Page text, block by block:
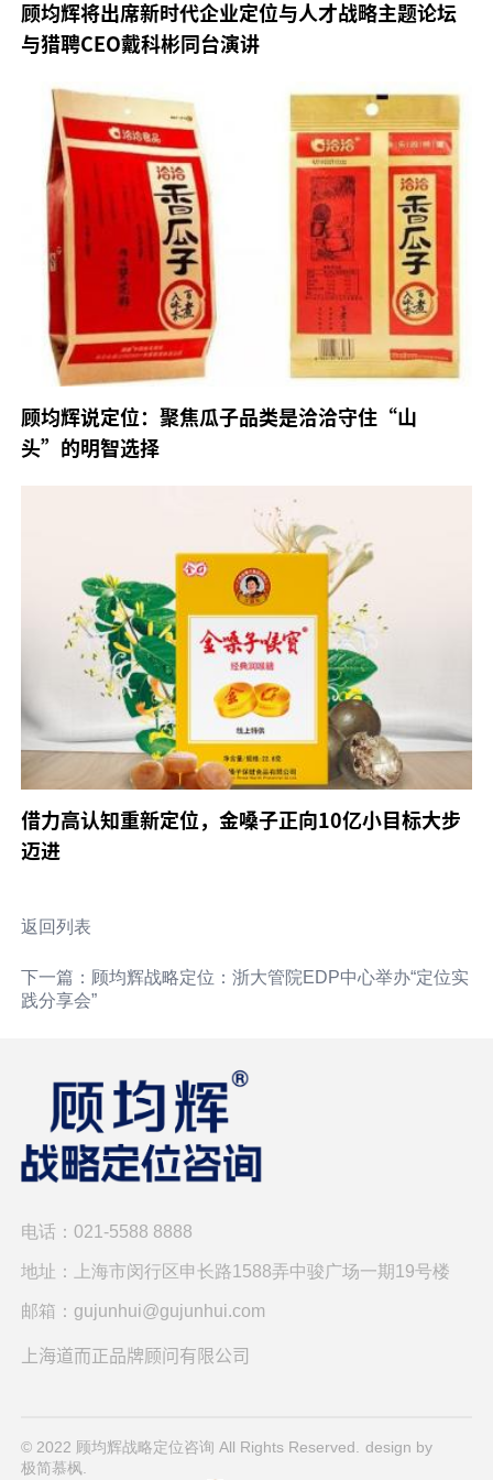
顾均辉将出席新时代企业定位与人才战略主题论坛
与猎聘CEO戴科彬同台演讲
顾均辉说定位：聚焦瓜子品类是洽洽守住“山
头”的明智选择
借力高认知重新定位，金嗓子正向10亿小目标大步
迈进
返回列表
下一篇：顾均辉战略定位：浙大管院EDP中心举办“定位实
践分享会”
电话：021-5588 8888
地址：上海市闵行区申长路1588弄中骏广场一期19号楼
邮箱：gujunhui@gujunhui.com
上海道而正品牌顾问有限公司
© 2022 顾均辉战略定位咨询 All Rights Reserved.
design by
极简慕枫.